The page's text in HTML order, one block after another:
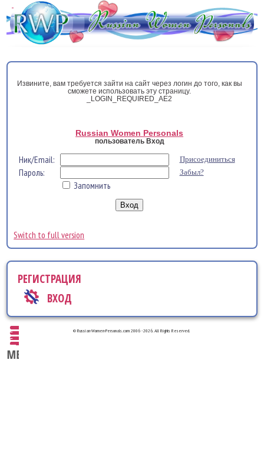
Извините, вам требуется зайти на сайт через логин до того, как вы
сможете использовать эту страницу.
_LOGIN_REQUIRED_AE2
Russian Women Personals
пользователь Вход
Ник/Email: Присоединиться
Пароль: Забыл?
Запомнить
Switch to full version
РЕГИСТРАЦИЯ
ВХОД
© Russian-Women-Personals.com 2006 - 2026. All Rights Reserved.